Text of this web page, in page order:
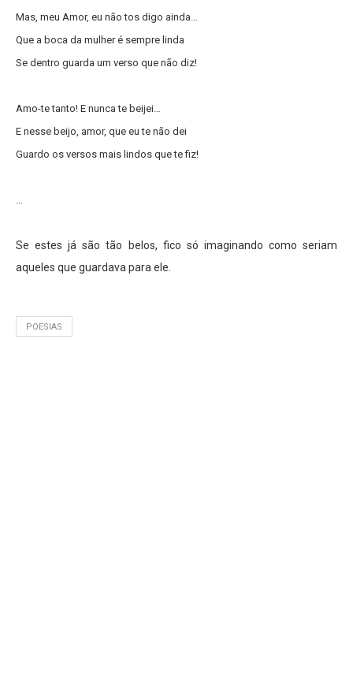
Mas, meu Amor, eu não tos digo ainda…
Que a boca da mulher é sempre linda
Se dentro guarda um verso que não diz!
Amo-te tanto! E nunca te beijei…
E nesse beijo, amor, que eu te não dei
Guardo os versos mais lindos que te fiz!
Se estes já são tão belos, fico só imaginando como seriam
aqueles que guardava para ele.
POESIAS